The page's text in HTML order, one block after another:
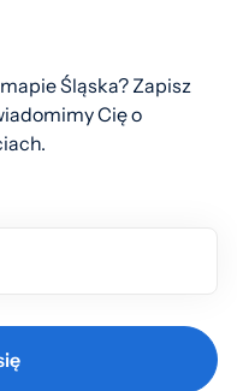
Śląska? Zapisz
Cię o